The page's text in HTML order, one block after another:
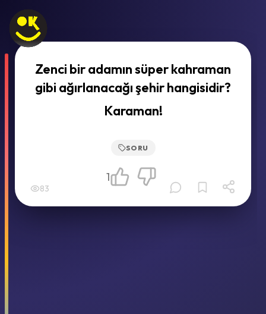
Zenci bir adamın süper kahraman
gibi ağırlanacağı şehir hangisidir?
Karaman!
SORU
83
1